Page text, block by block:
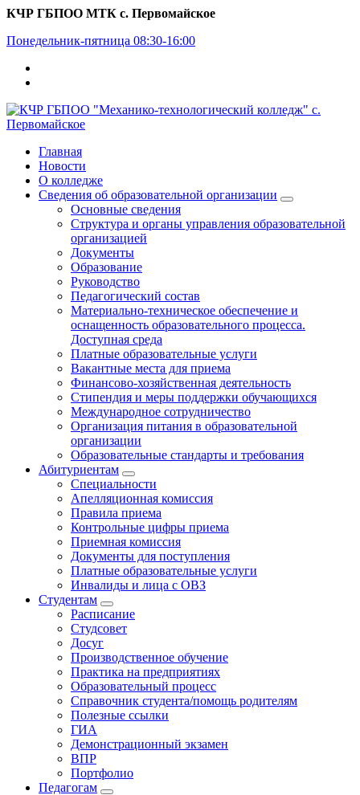
Перейти
содержимому
КЧР ГБПОО МТК с. Первомайское
Понедельник-пятница 08:30-16:00
Главная
Новости
О колледже
Сведения об образовательной организации
Основные сведения
Структура и органы управления образовательной
организацией
Документы
Образование
Руководство
Педагогический состав
Материально-техническое обеспечение и
оснащенность образовательного процесса.
Доступная среда
Платные образовательные услуги
Вакантные места для приема
Финансово-хозяйственная деятельность
Стипендия и меры поддержки обучающихся
Международное сотрудничество
Организация питания в образовательной
организации
Образовательные стандарты и требования
Абитуриентам
Специальности
Апелляционная комиссия
Правила приема
Контрольные цифры приема
Приемная комиссия
Документы для поступления
Платные образовательные услуги
Инвалиды и лица с ОВЗ
Студентам
Расписание
Студсовет
Досуг
Производственное обучение
Практика на предприятиях
Образовательный процесс
Справочник студента/помощь родителям
Полезные ссылки
ГИА
Демонстрационный экзамен
ВПР
Портфолио
Педагогам